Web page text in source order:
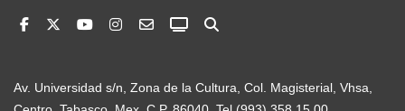
Av. Universidad s/n, Zona de la Cultura, Col. Magisterial, Vhsa,